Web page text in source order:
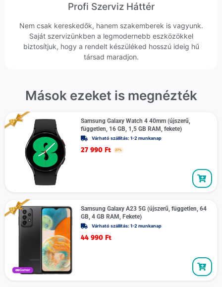
Profi Szerviz Háttér
Nem csak kereskedők, hanem szakemberek is vagyunk.
Saját szervizünkben a legmodernebb eszközökkel
biztosítjuk, hogy a rendelt készüléked hosszú ideig hű
társad maradjon.
Mások ezeket is megnézték
Samsung Galaxy Watch 4 40mm (újszerű,
független, 16 GB, 1,5 GB RAM, fekete)
Várható szállítás: 1-2 munkanap
27 990 Ft 27%
Gamer
Samsung Galaxy A23 5G (újszerű, független, 64
GB, 4 GB RAM, Fekete)
Várható szállítás: 1-2 munkanap
44 990 Ft